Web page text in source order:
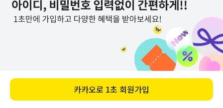
카카오로1초 회원가입